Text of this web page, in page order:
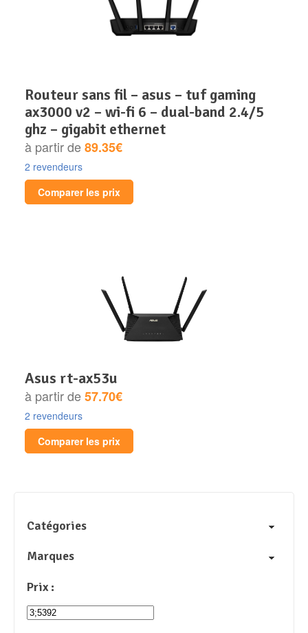
routeur sans fil – asus – tuf gaming
ax3000 v2 – wi-fi 6 – dual-band 2.4/5
ghz – gigabit ethernet
à partir de89.35€
2 revendeurs
Comparer les prix
asus rt-ax53u
à partir de57.70€
2 revendeurs
Comparer les prix
Catégories
Marques
Prix :